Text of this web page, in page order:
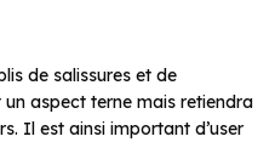
de salissures et de
aspect terne mais retiendra
Il est ainsi important d’user